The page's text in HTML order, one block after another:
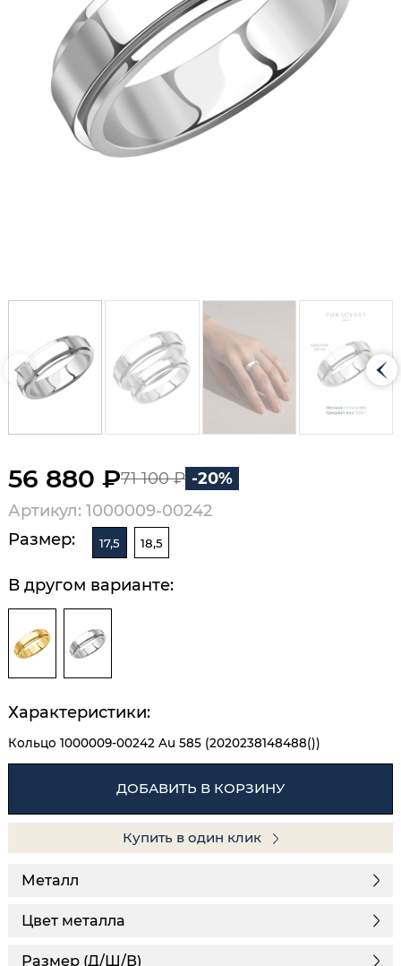
56 880 ₽71 100 ₽ -20%
Артикул: 1000009-00242
Размер:
17,5 18,5
В другом варианте:
Характеристики:
Кольцо 1000009-00242 Au 585 (2020238148488())
ДОБАВИТЬ В КОРЗИНУ
Купить в один клик
Металл
Цвет металла
Размер (Д/Ш/В)